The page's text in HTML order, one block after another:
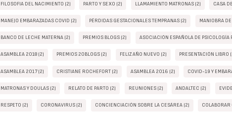
FILOSOFIA DEL NACIMIENTO (2) PARTO Y SEXO (2) LLAMAMIENTO MATRONAS (2) CASA
MANEJO EMBARAZADAS COVID (2) PÉRDIDAS GESTACIONALES TEMPRANAS (2) MANIOBRA
BANCO DE LECHE MATERNA (2) PREMIOS BLOGS (2) ASOCIACIÓN ESPAÑOLA DE PSICOLOGÍA
ASAMBLEA 2018 (2) PREMIOS 20BLOGS (2) FELIZ AÑO NUEVO (2) PRESENTACIÓN LIBRO
ASAMBLEA 2017 (2) CRISTIANE ROCHEFORT (2) ASAMBLEA 2016 (2) COVID-19 Y
MATRONAS Y DOULAS (2) RELATO DE PARTO (2) REUNIONES (2) ANDALTEC (2)
RESPETO (2) CORONAVIRUS (2) CONCIENCIACIÓN SOBRE LA CESÁREA (2) COLABORAR